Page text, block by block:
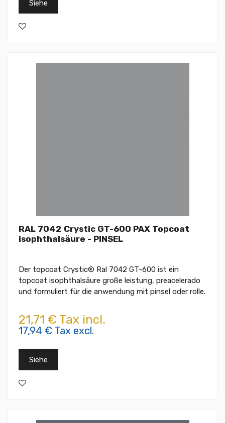
Siehe
RAL 7042 Crystic GT-600 PAX Topcoat
isophthalsäure - PINSEL
Der topcoat Crystic® Ral 7042 GT-600 ist ein
topcoat isophthalsäure große leistung, preacelerado
und formuliert für die anwendung mit pinsel oder rolle.
21,71 € Tax incl.
17,94 € Tax excl.
Siehe